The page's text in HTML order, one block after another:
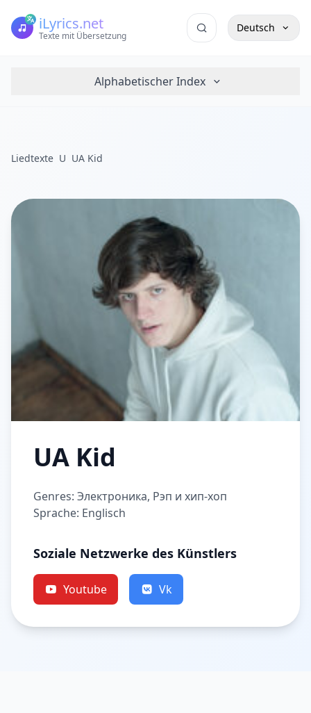
iLyrics.net
Texte mit Übersetzung
Deutsch
Alphabetischer Index
Liedtexte U UA Kid
UA Kid
Genres: Электроника, Рэп и хип-хоп
Sprache: Englisch
Soziale Netzwerke des Künstlers
Youtube Vk